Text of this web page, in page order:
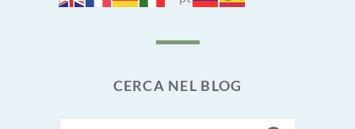
CERCA NEL BLOG